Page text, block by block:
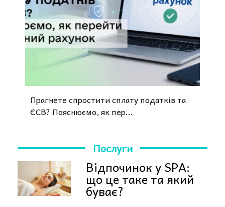
Прагнете спростити сплату податків та
ЄСВ? Пояснюємо, як пер...
Послуги
Відпочинок у SPA:
що це таке та який
буває?